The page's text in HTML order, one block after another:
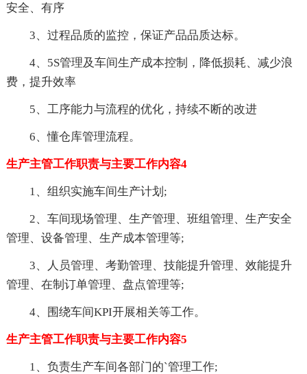
安全、有序
3、过程品质的监控，保证产品品质达标。
4、5S管理及车间生产成本控制，降低损耗、减少浪
费，提升效率
5、工序能力与流程的优化，持续不断的改进
6、懂仓库管理流程。
生产主管工作职责与主要工作内容4
1、组织实施车间生产计划;
2、车间现场管理、生产管理、班组管理、生产安全
管理、设备管理、生产成本管理等;
3、人员管理、考勤管理、技能提升管理、效能提升
管理、在制订单管理、盘点管理等;
4、围绕车间KPI开展相关等工作。
生产主管工作职责与主要工作内容5
1、负责生产车间各部门的`管理工作;